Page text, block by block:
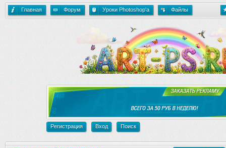
Главная Форум Уроки Photoshop'a Файлы
Регистрация Вход Поиск